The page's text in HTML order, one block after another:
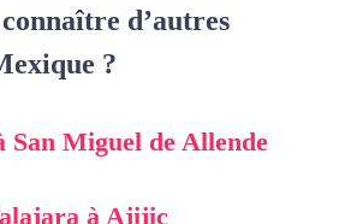
d’autres
?
San Miguel de Allende
à Ajijic